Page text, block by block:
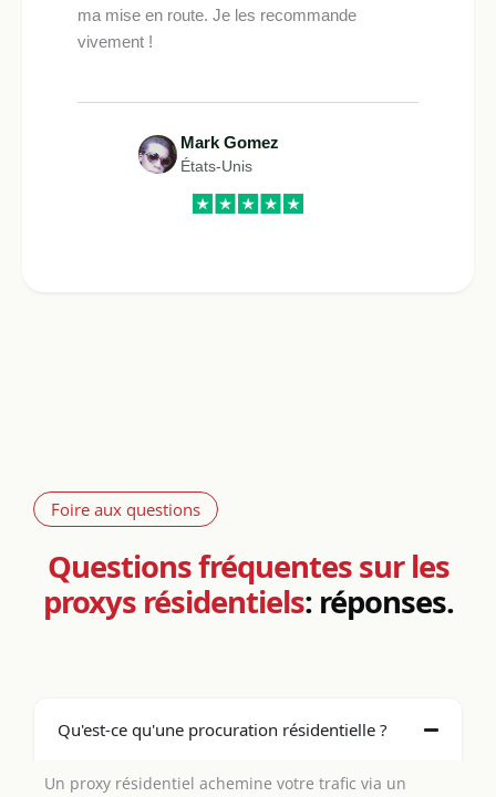
ma mise en route. Je les recommande
vivement !
Mark Gomez
États-Unis
Foire aux questions
Questions fréquentes sur les
proxys résidentiels: réponses.
Qu'est-ce qu'une procuration résidentielle ?
Un proxy résidentiel achemine votre trafic via un